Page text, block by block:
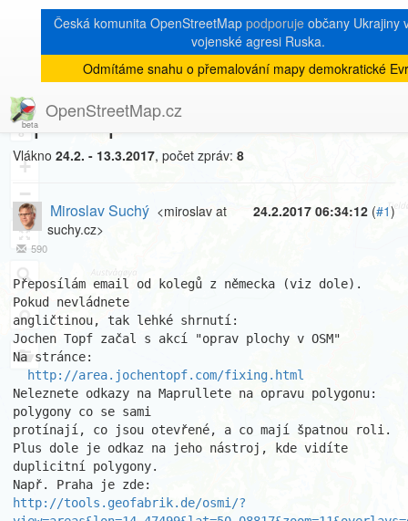
Česká komunita OpenStreetMap podporujeobčany Ukrajiny
vojenské agresi Ruska.
Odmítáme snahu o přemalování mapy demokratické
OpenStreetMap.cz
8
+
−
« zpět na výpis měsíce|
[Talk-cz]
Oprava ploch
Vlákno 24.2. - 13.3.2017, počet zpráv: 8
24.2.2017 06:34:12 (#1)
Miroslav Suchý <miroslav at
suchy.cz>
590
Přeposílám email od kolegů z německa (viz dole).
Pokud nevládnete
angličtinou, tak lehké shrnutí:
Jochen Topf začal s akcí "oprav plochy v OSM"
Na stránce:
http://area.jochentopf.com/fixing.html
Neleznete odkazy na Maprullete na opravu polygonu:
polygony co se sami
protínají, co jsou otevřené, a co mají špatnou roli.
Plus dole je odkaz na jeho nástroj, kde vidíte
duplicitní polygony.
http://tools.geofabrik.de/osmi/?